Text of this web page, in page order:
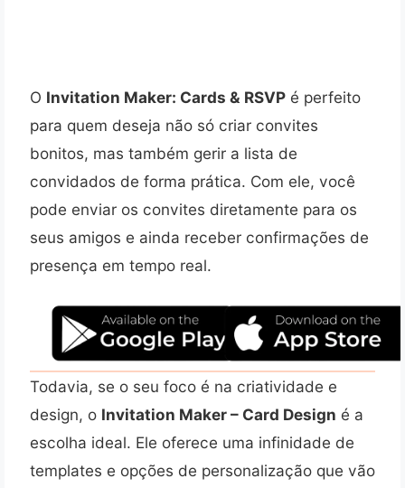
O Invitation Maker: Cards & RSVP é perfeito
para quem deseja não só criar convites
bonitos, mas também gerir a lista de
convidados de forma prática. Com ele, você
pode enviar os convites diretamente para os
seus amigos e ainda receber confirmações de
presença em tempo real.
Todavia, se o seu foco é na criatividade e
design, o Invitation Maker – Card Design é a
escolha ideal. Ele oferece uma infinidade de
templates e opções de personalização que vão